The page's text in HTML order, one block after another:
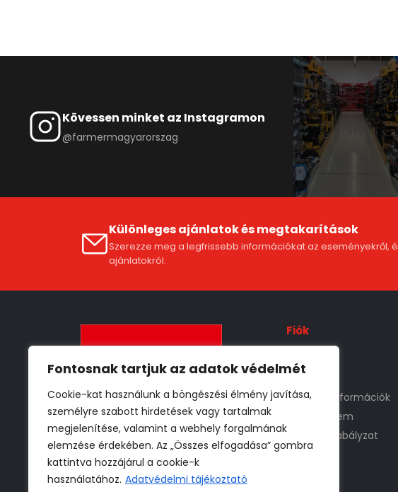
Fontosnak tartjuk az adatok védelmét
Cookie-kat használunk a böngészési élmény javítása,
személyre szabott hirdetések vagy tartalmak
megjelenítése, valamint a webhely forgalmának
elemzése érdekében. Az „Összes elfogadása” gombra
kattintva hozzájárul a cookie-k
használatához. Adatvédelmi tájékoztató
Kövessen minket az Instagramon
@farmermagyarorszag
Különleges ajánlatok és megtakarítások
Szerezze meg a legfrissebb információkat az eseményekről,
ajánlatokról.
Fiók
Fiókom
Szállítási információk
Adatvédelem
Visszáruszabályzat